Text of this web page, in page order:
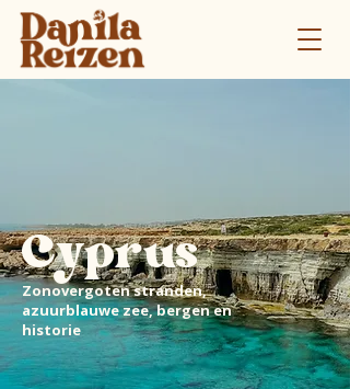
Cyprus
Zonovergoten stranden,
azuurblauwe zee, bergen en
historie